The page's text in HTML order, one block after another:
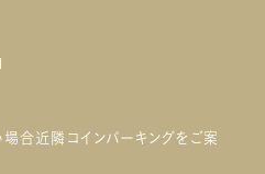
合近隣コインパーキングをご案